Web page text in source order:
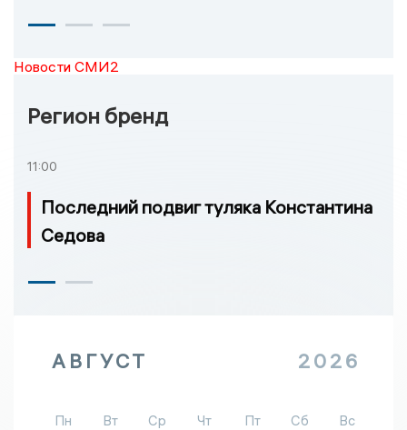
Новости СМИ2
Регион бренд
11:00
Последний подвиг туляка Константина
Седова
АВГУСТ 2026
Пн Вт Ср Чт Пт Сб
Вс